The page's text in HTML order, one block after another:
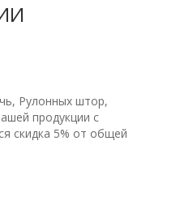
Рулонных штор,
продукции с
скидка 5% от общей